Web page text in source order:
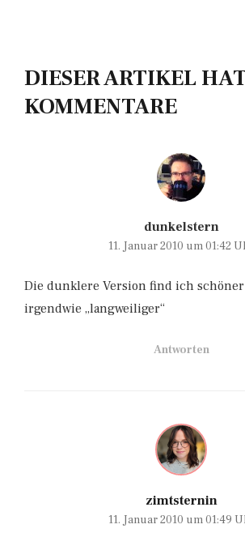
DIESER ARTIKEL
KOMMENTARE
dunkelstern
11. Januar 2010 um 01:42
Die dunklere Version find ich
irgendwie „langweiliger“
Antworten
zimtsternin
11. Januar 2010 um 01:49